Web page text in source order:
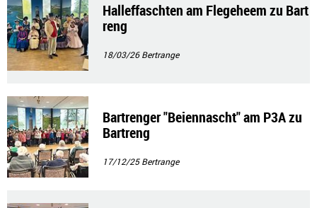
Halleffaschten am Flegeheem zu Bart
reng
18/03/26Bertrange
Bartrenger "Beiennascht" am P3A zu
Bartreng
17/12/25Bertrange